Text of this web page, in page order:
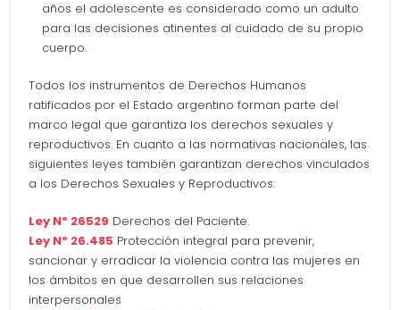
años el adolescente es considerado como un adulto
para las decisiones atinentes al cuidado de su propio
cuerpo.
Todos los instrumentos de Derechos Humanos
ratificados por el Estado argentino forman parte del
marco legal que garantiza los derechos sexuales y
reproductivos. En cuanto a las normativas nacionales, las
siguientes leyes también garantizan derechos vinculados
a los Derechos Sexuales y Reproductivos:
Ley Nº 26529 Derechos del Paciente.
Ley Nº 26.485 Protección integral para prevenir,
sancionar y erradicar la violencia contra las mujeres en
los ámbitos en que desarrollen sus relaciones
interpersonales